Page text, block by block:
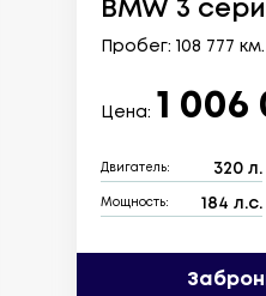
BMW 3
Пробег: 108 777 км.
Цена: 1 006
Двигатель: 320 л.
Мощность: 184 л.с.